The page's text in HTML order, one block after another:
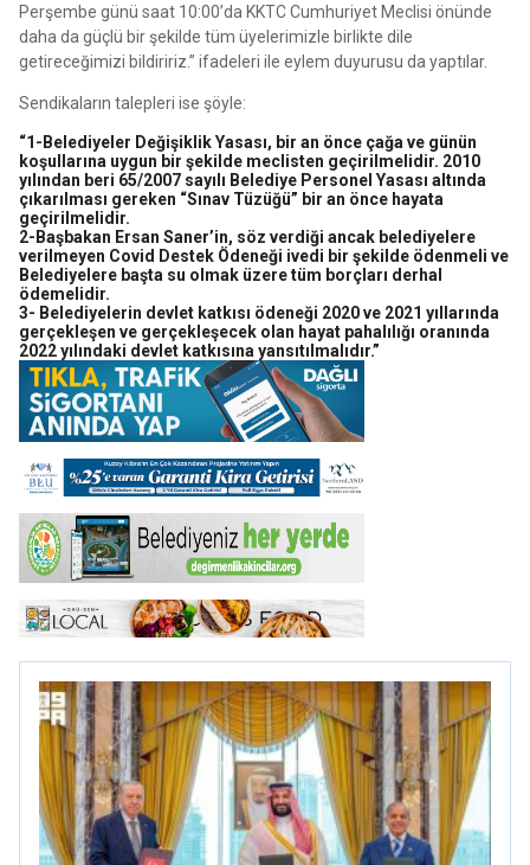
Perşembe günü saat 10:00’da KKTC Cumhuriyet Meclisi önünde
daha da güçlü bir şekilde tüm üyelerimizle birlikte dile
getireceğimizi bildiririz.” ifadeleri ile eylem duyurusu da yaptılar.
Sendikaların talepleri ise şöyle:
“1-Belediyeler Değişiklik Yasası, bir an önce çağa ve günün
koşullarına uygun bir şekilde meclisten geçirilmelidir. 2010
yılından beri 65/2007 sayılı Belediye Personel Yasası altında
çıkarılması gereken “Sınav Tüzüğü” bir an önce hayata
geçirilmelidir.
2-Başbakan Ersan Saner’in, söz verdiği ancak belediyelere
verilmeyen Covid Destek Ödeneği ivedi bir şekilde ödenmeli ve
Belediyelere başta su olmak üzere tüm borçları derhal
ödemelidir.
3- Belediyelerin devlet katkısı ödeneği 2020 ve 2021 yıllarında
gerçekleşen ve gerçekleşecek olan hayat pahalılığı oranında
2022 yılındaki devlet katkısına yansıtılmalıdır.”